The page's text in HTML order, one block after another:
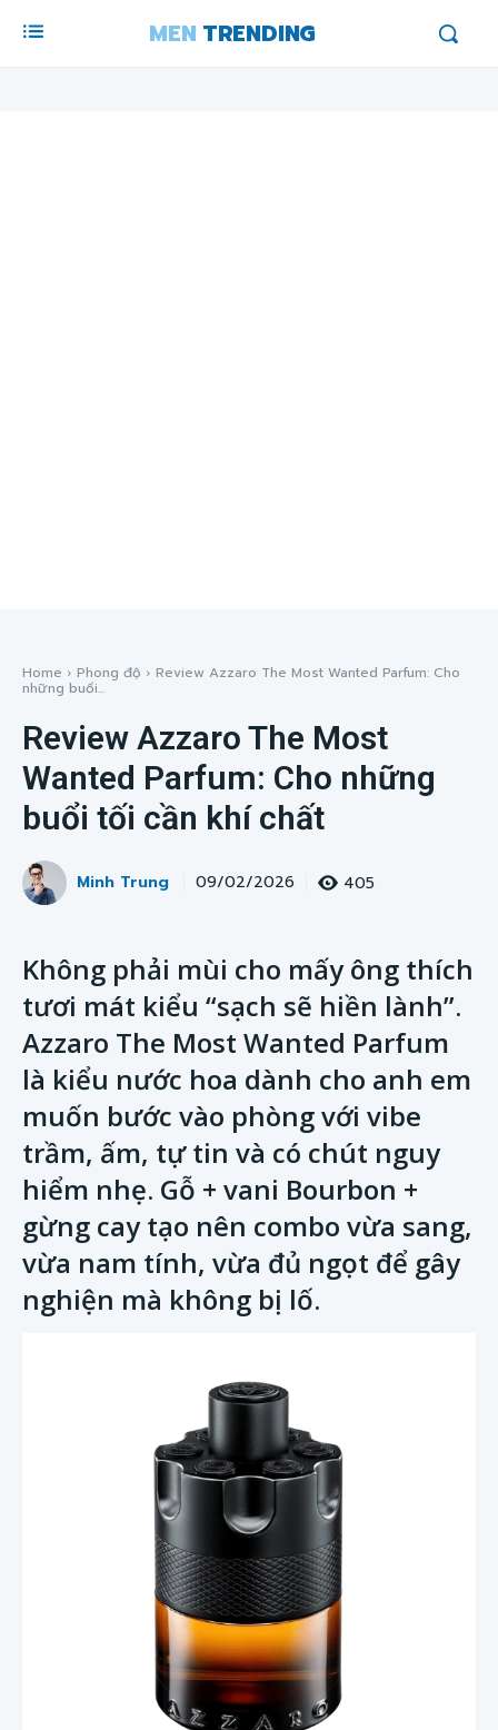
MEN TRENDING
Home Phong độ Review Azzaro The Most Wanted Parfum: Cho
những buổi...
Review Azzaro The Most
Wanted Parfum: Cho những
buổi tối cần khí chất
Minh Trung 09/02/2026 405
Không phải mùi cho mấy ông thích
tươi mát kiểu “sạch sẽ hiền lành”.
Azzaro The Most Wanted Parfum
là kiểu nước hoa dành cho anh em
muốn bước vào phòng với vibe
trầm, ấm, tự tin và có chút nguy
hiểm nhẹ. Gỗ + vani Bourbon +
gừng cay tạo nên combo vừa sang,
vừa nam tính, vừa đủ ngọt để gây
nghiện mà không bị lố.